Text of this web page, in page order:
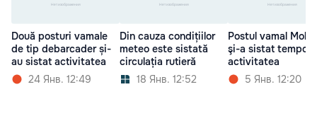
Două posturi vamale
de tip debarcader și-
au sistat activitatea
24 Янв. 12:49
Din cauza condițiilor
meteo este sistată
circulația rutieră
18 Янв. 12:52
Postul vamal
şi-a sistat
activitatea
5 Янв. 12:20